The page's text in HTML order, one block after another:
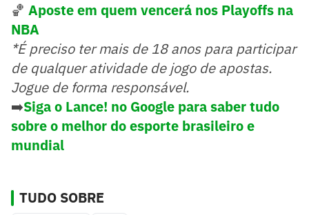
🏀 Aposte em quem vencerá nos Playoffs na
NBA
*É preciso ter mais de 18 anos para participar
de qualquer atividade de jogo de apostas.
Jogue de forma responsável.
➡️Siga o Lance! no Google para saber tudo
sobre o melhor do esporte brasileiro e
mundial
TUDO SOBRE